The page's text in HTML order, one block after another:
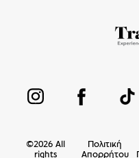
©2026 All
rights
Πολιτική
Απορρήτου